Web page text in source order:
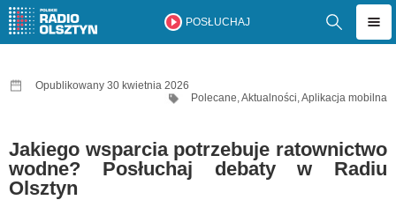
POSŁUCHAJ
Opublikowany 30 kwietnia 2026
Polecane,Aktualności,Aplikacja mobilna
Jakiego wsparcia potrzebuje ratownictwo
wodne? Posłuchaj debaty w Radiu
Olsztyn